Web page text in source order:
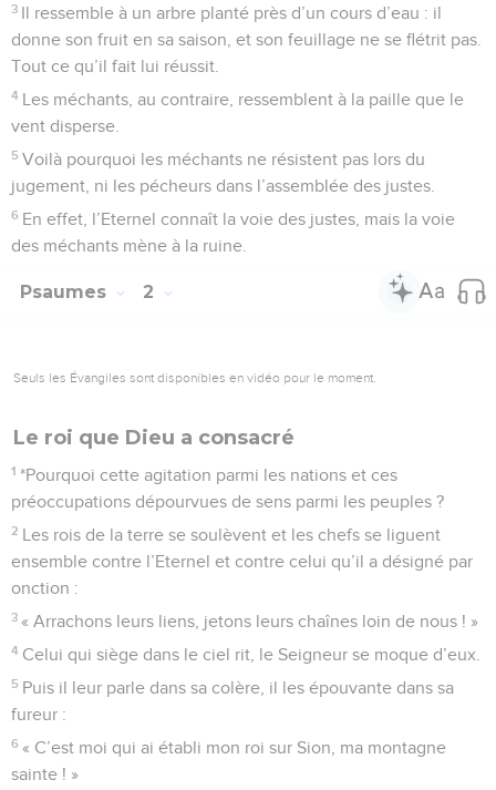
3 Il ressemble à un arbre planté près d’un cours d’eau : il
donne son fruit en sa saison, et son feuillage ne se flétrit pas.
Tout ce qu’il fait lui réussit.
4 Les méchants, au contraire, ressemblent à la paille que le
vent disperse.
5 Voilà pourquoi les méchants ne résistent pas lors du
jugement, ni les pécheurs dans l’assemblée des justes.
6 En effet, l’Eternel connaît la voie des justes, mais la voie
des méchants mène à la ruine.
Psaumes 2
Seuls les Évangiles sont disponibles en vidéo pour le moment.
Le roi que Dieu a consacré
1 *Pourquoi cette agitation parmi les nations et ces
préoccupations dépourvues de sens parmi les peuples ?
2 Les rois de la terre se soulèvent et les chefs se liguent
ensemble contre l’Eternel et contre celui qu’il a désigné par
onction :
3 « Arrachons leurs liens, jetons leurs chaînes loin de nous ! »
4 Celui qui siège dans le ciel rit, le Seigneur se moque d’eux.
5 Puis il leur parle dans sa colère, il les épouvante dans sa
fureur :
6 « C’est moi qui ai établi mon roi sur Sion, ma montagne
sainte ! »